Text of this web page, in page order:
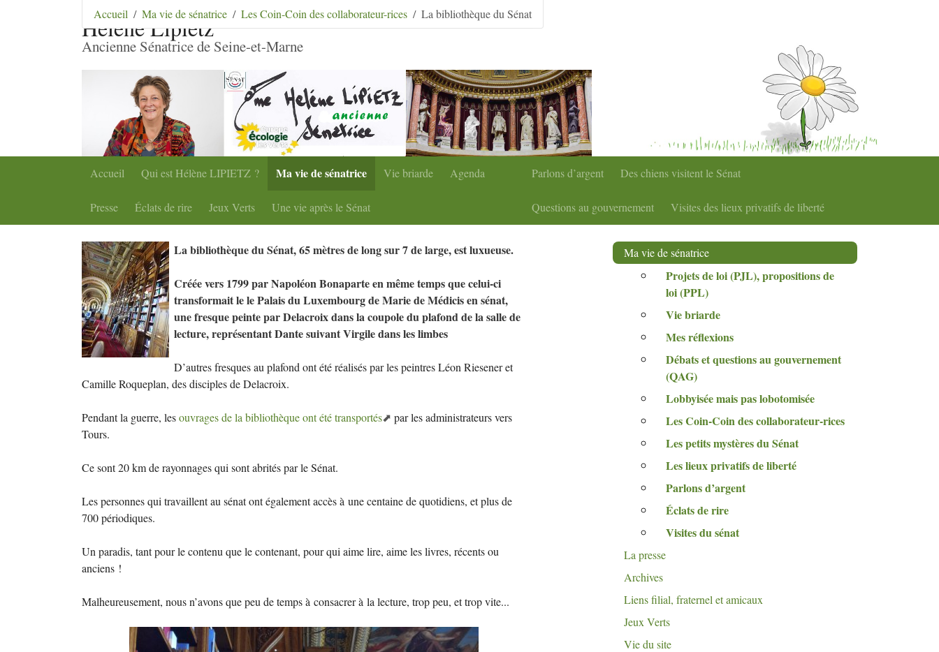
Aller au contenu Aller au menu Aller au menu secondaire | Aller à la recherche
Hélène Lipietz
Ancienne Sénatrice de Seine-et-Marne
Accueil Qui est HélèneLIPIETZ ? Ma vie de sénatrice Vie briarde Agenda
Presse Éclats de rire Jeux Verts Une vie après le Sénat
Parlons d’argent Des chiens visitent le Sénat
Questions au gouvernement Visites des lieux privatifs de liberté
Accueil Ma vie de sénatrice Les Coin-Coin des collaborateur-rices La bibliothèque du Sénat
La bibliothèque du Sénat, 65 mètres de long sur 7 de large, est luxueuse.
Créée vers 1799 par Napoléon Bonaparte en même temps que celui-ci
transformait le le Palais du Luxembourg de Marie de Médicis en sénat,
une fresque peinte par Delacroix dans la coupole du plafond de la salle de
lecture, représentant Dante suivant Virgile dans les limbes
D’autres fresques au plafond ont été réalisés par les peintres Léon Riesener et
Camille Roqueplan, des disciples de Delacroix.
Pendant la guerre, lesouvrages de la bibliothèque ont été transportés
par les administrateurs vers
Tours.
Ce sont 20 km de rayonnages qui sont abrités par le Sénat.
Les personnes qui travaillent au sénat ont également accès à une centaine de quotidiens, et plus de
700 périodiques.
Un paradis, tant pour le contenu que le contenant, pour qui aime lire, aime les livres, récents ou
anciens !
Malheureusement, nous n’avons que peu de temps à consacrer à la lecture, trop peu, et trop vite...
Ma vie de sénatrice
Projets de loi (PJL), propositions de
loi (PPL)
Vie briarde
Mes réflexions
Débats et questions au gouvernement
(QAG)
Lobbyisée mais pas lobotomisée
Les Coin-Coin des collaborateur-rices
Les petits mystères du Sénat
Les lieux privatifs de liberté
Parlons d’argent
Éclats de rire
Visites du sénat
La presse
Archives
Liens filial, fraternel et amicaux
Jeux Verts
Vie du site